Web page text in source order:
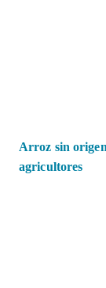
Arroz sin
agricultores